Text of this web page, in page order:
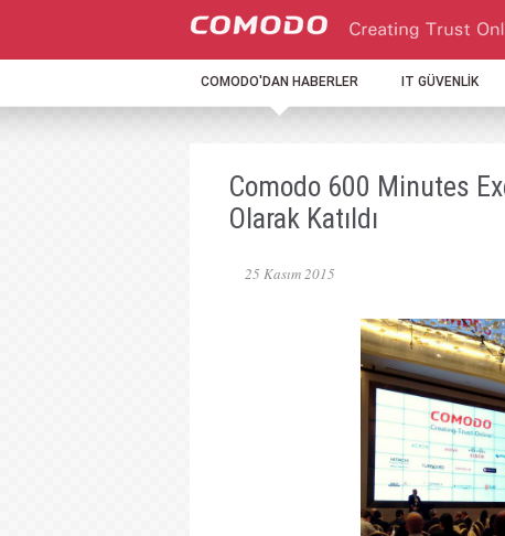
COMODO'DAN HABERLER IT GÜVENLİK
Comodo 600 Minutes
Olarak Katıldı
25 Kasım 2015